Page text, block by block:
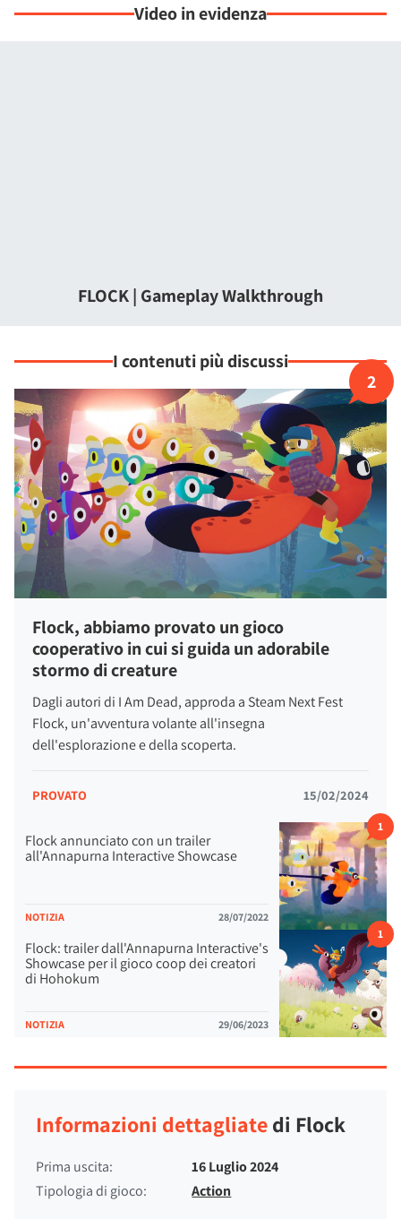
Immaginate di librarvi in aria, accarezzati dal vento, con il
delle vostre creature, creando un gioco di colori
Video in evidenza
FLOCK | Gameplay Walkthrough
I contenuti più discussi
Flock, abbiamo provato un gioco
cooperativo in cui si guida un adorabile
stormo di creature
Dagli autori di I Am Dead, approda a Steam Next Fest
Flock, un'avventura volante all'insegna
dell'esplorazione e della scoperta.
PROVATO 15/02/2024
2
Flock annunciato con un trailer
all'Annapurna Interactive Showcase
NOTIZIA 28/07/2022
1
Flock: trailer dall'Annapurna Interactive's
Showcase per il gioco coop dei creatori
di Hohokum
NOTIZIA 29/06/2023
1
Informazioni dettagliatedi Flock
Prima uscita:
16 Luglio 2024
Tipologia di gioco:
Action